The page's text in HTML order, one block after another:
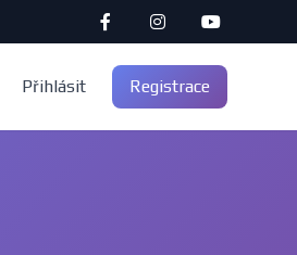
Přihlásit Registrace